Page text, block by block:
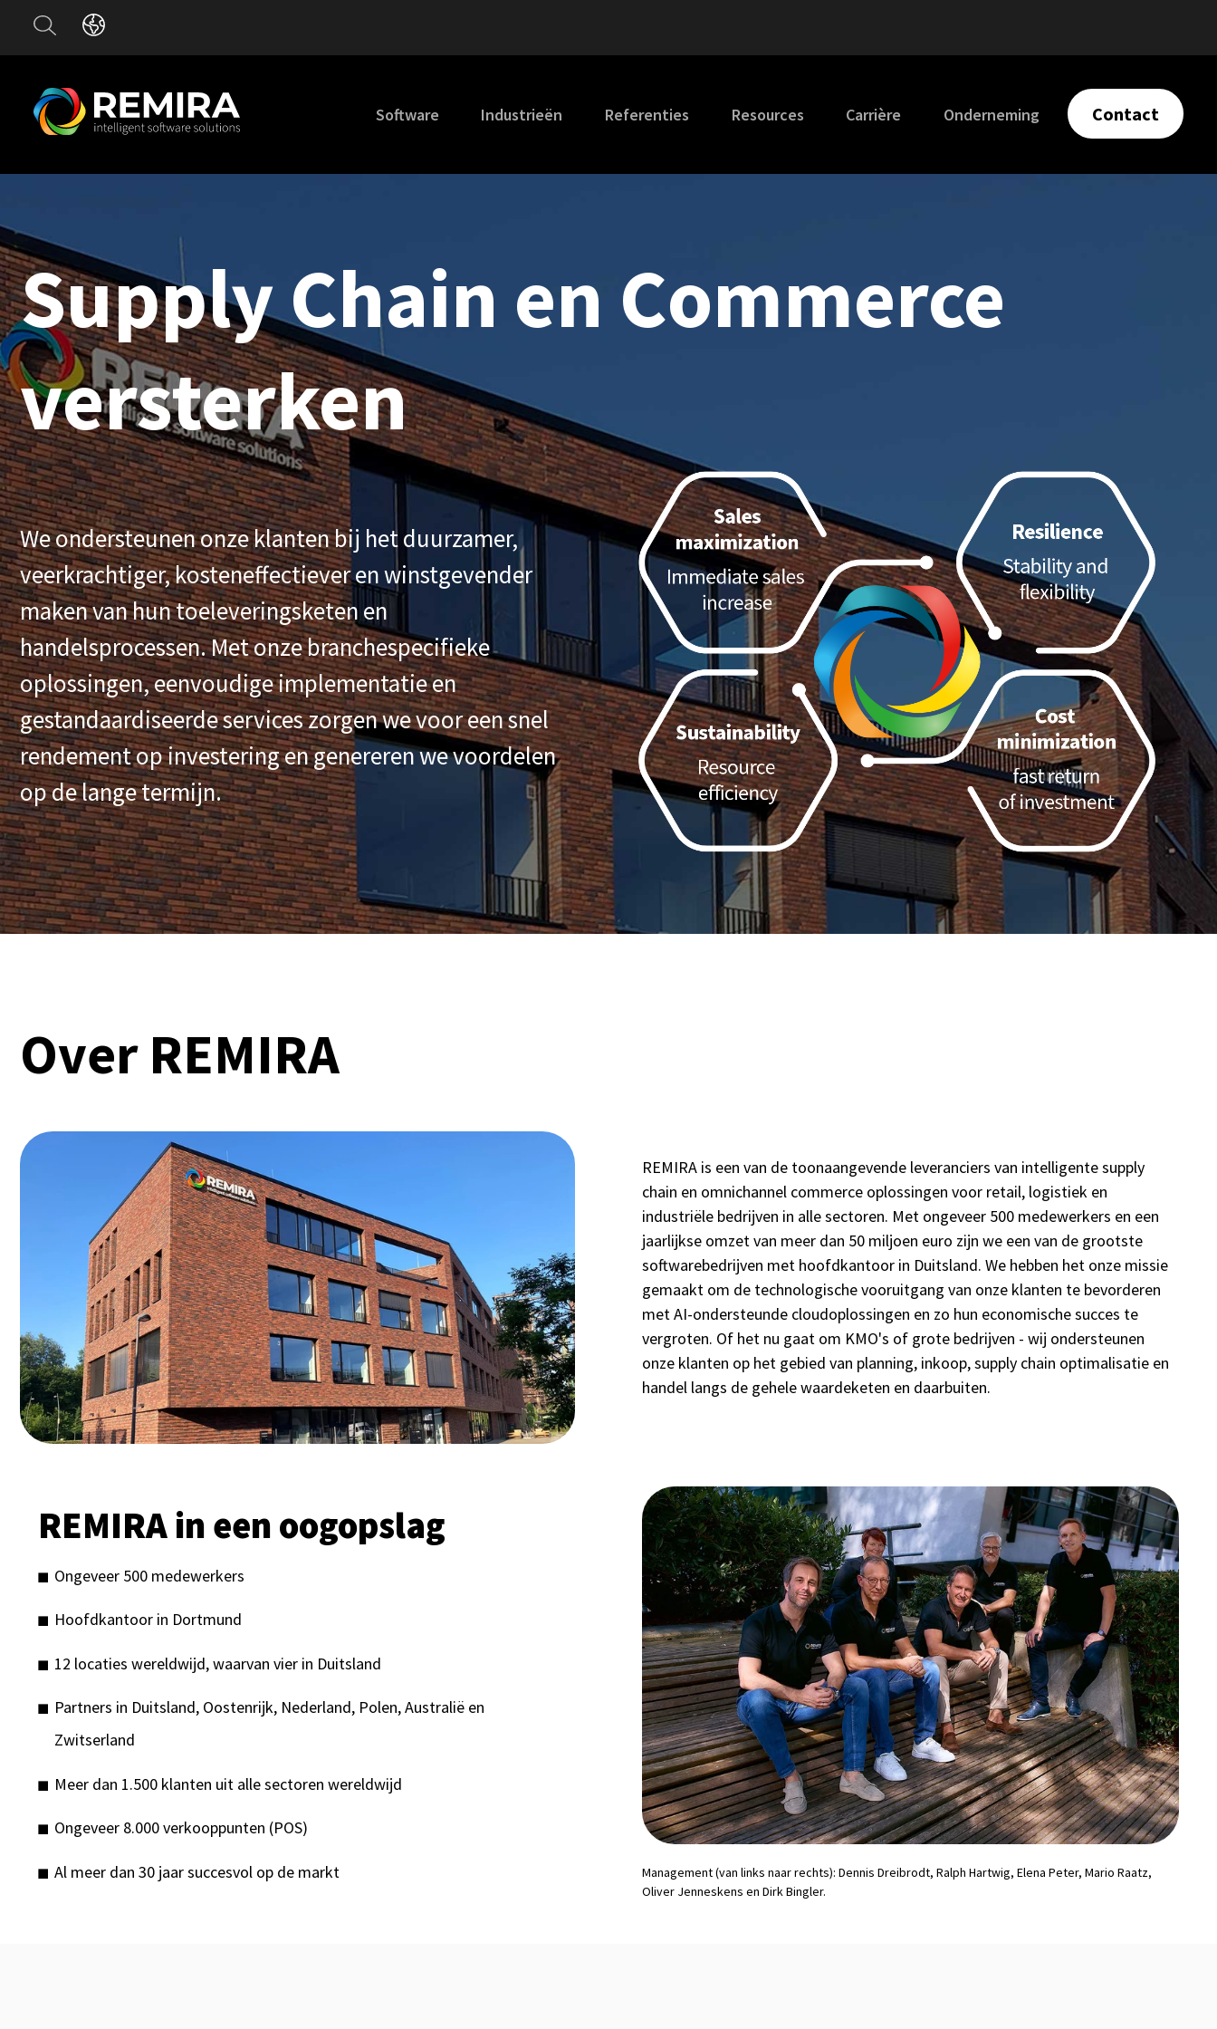
Software Industrieën Referenties Resources Carrière Onderneming Contact
Supply Chain en Commerce
versterken
We ondersteunen onze klanten bij het duurzamer,
veerkrachtiger, kosteneffectiever en winstgevender
maken van hun toeleveringsketen en
handelsprocessen. Met onze branchespecifieke
oplossingen, eenvoudige implementatie en
gestandaardiseerde services zorgen we voor een snel
rendement op investering en genereren we voordelen
op de lange termijn.
Over REMIRA
REMIRA is een van de toonaangevende leveranciers van intelligente supply
chain en omnichannel commerce oplossingen voor retail, logistiek en
industriële bedrijven in alle sectoren. Met ongeveer 500 medewerkers en een
jaarlijkse omzet van meer dan 50 miljoen euro zijn we een van de grootste
softwarebedrijven met hoofdkantoor in Duitsland. We hebben het onze missie
gemaakt om de technologische vooruitgang van onze klanten te bevorderen
met AI-ondersteunde cloudoplossingen en zo hun economische succes te
vergroten. Of het nu gaat om KMO's of grote bedrijven - wij ondersteunen
onze klanten op het gebied van planning, inkoop, supply chain optimalisatie en
handel langs de gehele waardeketen en daarbuiten.
REMIRA in een oogopslag
Ongeveer 500 medewerkers
Hoofdkantoor in Dortmund
12 locaties wereldwijd, waarvan vier in Duitsland
Partners in Duitsland, Oostenrijk, Nederland, Polen, Australië en
Zwitserland
Meer dan 1.500 klanten uit alle sectoren wereldwijd
Ongeveer 8.000 verkooppunten (POS)
Al meer dan 30 jaar succesvol op de markt Management(van links naar rechts): Dennis Dreibrodt, Ralph Hartwig, Elena Peter, Mario Raatz,
Oliver Jenneskens en Dirk Bingler.